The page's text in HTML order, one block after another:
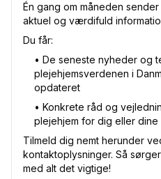
Én gang om måneden
aktuel og værdifuld
Du får:
•⁠ De seneste nyheder og
plejehjemsverdenen i
opdateret
•⁠ Konkrete råd og
plejehjem for dig eller
Tilmeld dig nemt herunder
kontaktoplysninger. Så
med alt det vigtige!